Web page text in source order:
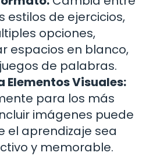
estilos de ejercicios,
opciones,
espacios en blanco,
de palabras.
Elementos Visuales:
para los más
imágenes puede
el aprendizaje sea
y memorable.